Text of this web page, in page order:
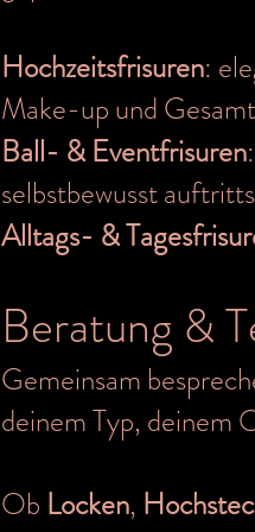
Hochzeitsfrisuren:
Make-up und
Ball- & Eventfrisuren
selbstbewusst
Alltags- &
Beratung &
Gemeinsam
deinem Typ, deinem
Ob Locken,